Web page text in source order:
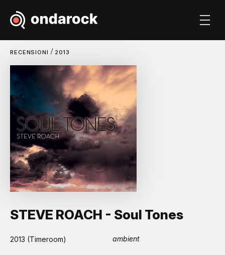
RECENSIONI / 2013
STEVE ROACH - Soul Tones
2013 (Timeroom) ambient